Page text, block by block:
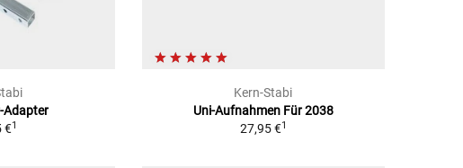
Adapter
€1
Kern-Stabi
Uni-Aufnahmen Für 2038
27,95 €1